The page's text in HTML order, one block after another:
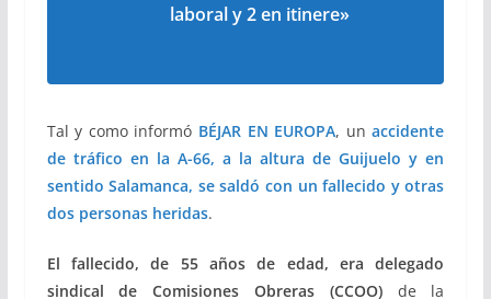
laboral y 2 en itinere»
Tal y como informó BÉJAR EN EUROPA, unaccidente
de tráfico en la A-66, a la altura de Guijuelo y en
sentido Salamanca, se saldó con un fallecido y otras
dos personas heridas.
El fallecido, de 55 años de edad, era delegado
sindical de Comisiones Obreras (CCOO)de la